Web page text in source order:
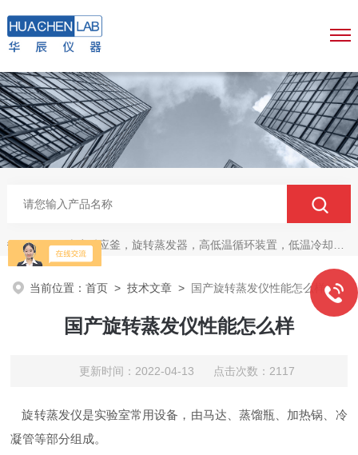
热门关键词：玻璃反应釜，旋转蒸发器，高低温循环装置，低温冷却液循环泵，真空冷冻干燥机
当前位置：首页 >技术文章 > 国产旋转蒸发仪性能怎么样
国产旋转蒸发仪性能怎么样
更新时间：2022-04-13 点击次数：2117
旋转蒸发仪是实验室常用设备，由马达、蒸馏瓶、加热锅、冷
凝管等部分组成。